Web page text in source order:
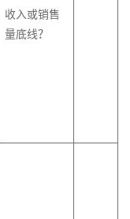
收入或销售
量底线？